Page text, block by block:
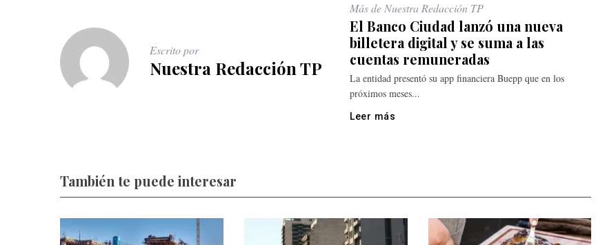
Escrito por
Nuestra Redacción TP
Más de Nuestra Redacción TP
El Banco Ciudad lanzó una nueva
billetera digital y se suma a las
cuentas remuneradas
La entidad presentó su app financiera Buepp que en los
próximos meses...
Leer más
También te puede interesar